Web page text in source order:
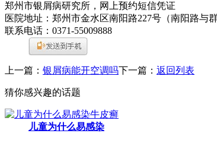
郑州市银屑病研究所，网上预约短信凭证
医院地址：郑州市金水区南阳路227号（南阳路与
联系电话：0371-55009888
上一篇： 银屑病能开空调吗下一篇： 返回列表
猜你感兴趣的话题
儿童为什么易感染